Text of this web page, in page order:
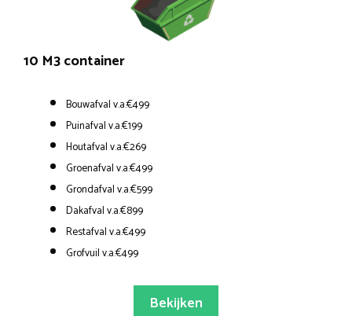
10 M3 container
Bouwafval v.a.€499
Puinafval v.a.€199
Houtafval v.a.€269
Groenafval v.a.€499
Grondafval v.a.€599
Dakafval v.a.€899
Restafval v.a.€499
Grofvuil v.a.€499
Bekijken